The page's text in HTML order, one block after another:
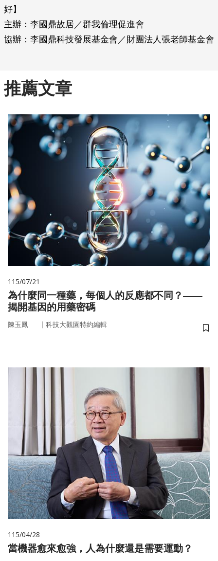
好】
主辦：李國鼎故居／群我倫理促進會
協辦：李國鼎科技發展基金會／財團法人張老師基金會
推薦文章
115/07/21
為什麼同一種藥，每個人的反應都不同？——
揭開基因的用藥密碼
陳玉鳳 ｜ 科技大觀園特約編輯
儲
115/04/28
當機器愈來愈強，人為什麼還是需要運動？